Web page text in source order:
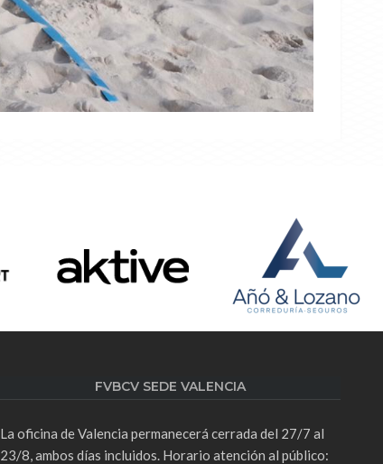
FVBCV SEDE VALENCIA
La oficina de Valencia permanecerá cerrada del 27/7 al
23/8, ambos días incluidos. Horario atención al público: